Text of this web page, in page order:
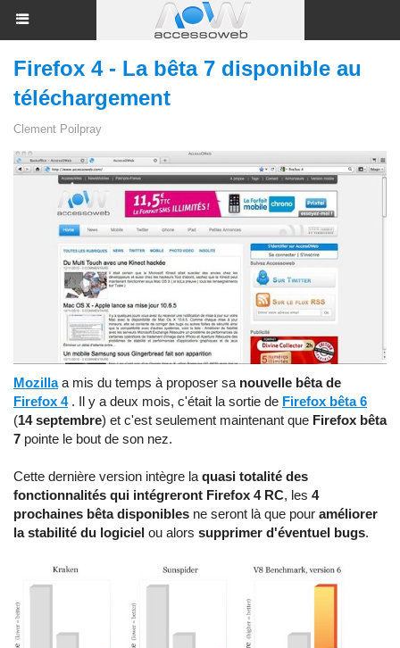
Firefox 4 - La bêta 7 disponible au
téléchargement
Clement Poilpray
Mozillaa mis du temps à proposer sa nouvelle bêta de
Firefox 4 . Il y a deux mois, c'était la sortie de Firefox bêta 6
(14 septembre) et c'est seulement maintenant que Firefox bêta
7 pointe le bout de son nez.
Cette dernière version intègre la quasi totalité des
fonctionnalités qui intégreront Firefox 4 RC, les 4
prochaines bêta disponibles ne seront là que pour améliorer
la stabilité du logiciel ou alors supprimer d'éventuel bugs.